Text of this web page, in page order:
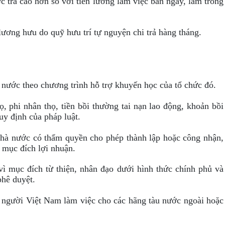
hưu do quỹ hưu trí tự nguyện chi trả hàng tháng.
theo chương trình hỗ trợ khuyến học của tổ chức đó.
phi nhân thọ, tiền bồi thường tai nạn lao động, khoản bồi
định của pháp luật.
nước có thẩm quyền cho phép thành lập hoặc công nhận,
đích lợi nhuận.
mục đích từ thiện, nhân đạo dưới hình thức chính phủ và
duyệt.
Việt Nam làm việc cho các hãng tàu nước ngoài hoặc